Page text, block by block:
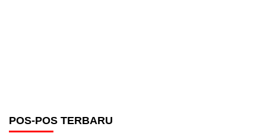
POS-POS TERBARU